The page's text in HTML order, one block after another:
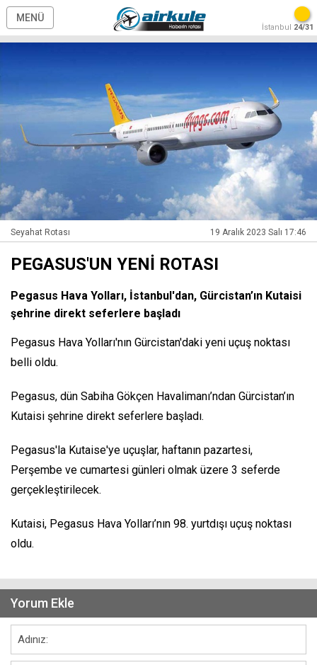
MENÜ
İstanbul 24/31
Seyahat Rotası 19 Aralık 2023 Salı 17:46
PEGASUS'UN YENİ ROTASI
Pegasus Hava Yolları, İstanbul'dan, Gürcistan’ın Kutaisi
şehrine direkt seferlere başladı
Pegasus Hava Yolları'nın Gürcistan'daki yeni uçuş noktası
belli oldu.
Pegasus, dün Sabiha Gökçen Havalimanı’ndan Gürcistan’ın
Kutaisi şehrine direkt seferlere başladı.
Pegasus'la Kutaise'ye uçuşlar, haftanın pazartesi,
Perşembe ve cumartesi günleri olmak üzere 3 seferde
gerçekleştirilecek.
Kutaisi, Pegasus Hava Yolları’nın 98. yurtdışı uçuş noktası
oldu.
Yorum Ekle